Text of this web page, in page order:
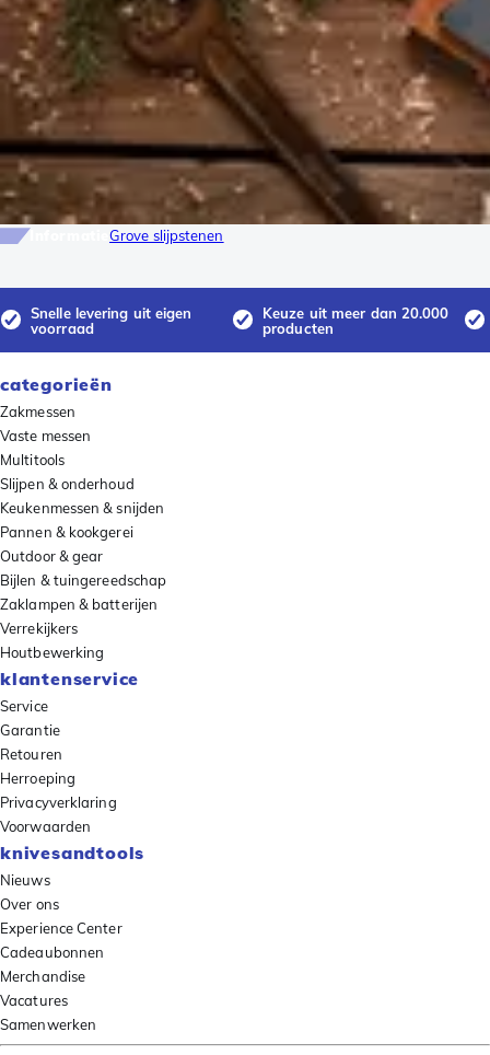
Grove slijpstenen
Snelle levering uit eigen
voorraad
Keuze uit meer dan 20.000
producten
categorieën
Zakmessen
Vaste messen
Multitools
Slijpen & onderhoud
Keukenmessen & snijden
Pannen & kookgerei
Outdoor & gear
Bijlen & tuingereedschap
Zaklampen & batterijen
Verrekijkers
Houtbewerking
klantenservice
Service
Garantie
Retouren
Herroeping
Privacyverklaring
Voorwaarden
knivesandtools
Nieuws
Over ons
Experience Center
Cadeaubonnen
Merchandise
Vacatures
Samenwerken